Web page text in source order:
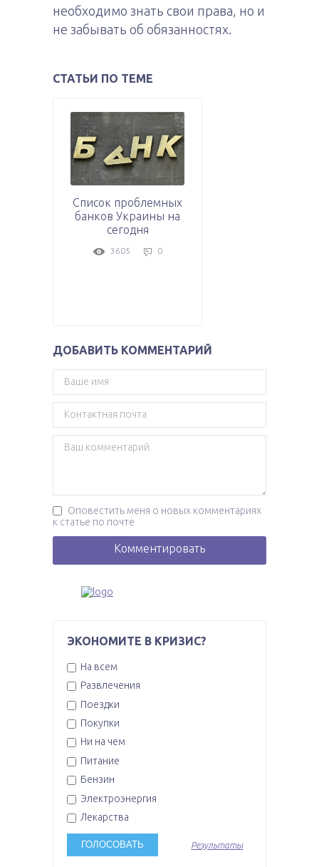
необходимо знать свои права, но и
не забывать об обязанностях.
СТАТЬИ ПО ТЕМЕ
Список проблемных
банков Украины на
сегодня
3605 0
ДОБАВИТЬ КОММЕНТАРИЙ
Оповестить меня о новых комментариях
к статье по почте
ЭКОНОМИТЕ В КРИЗИС?
На всем
Развлечения
Поездки
Покупки
Ни на чем
Питание
Бензин
Электроэнергия
Лекарства
Результаты